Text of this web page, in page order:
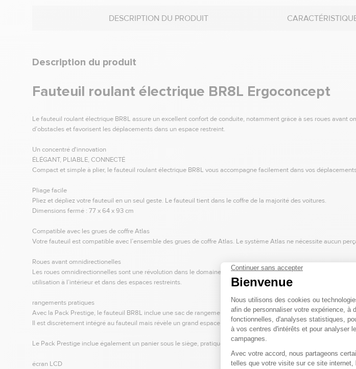
DESCRIPTION DU PRODUIT
Description du produit
Fauteuil roulant électrique BR8L Ergoconcept
Le fauteuil roulant électrique BR8L assure un excellent confort de conduite, notamment grâce à ses roues
d’obstacles et favorisent les déplacements dans un espace restreint.
Un concentré d'innovation
ÉLÉGANT, PLIABLE, CONNECTÉ
Compact et simple à plier, le fauteuil roulant électrique BR8L vous accompagne facilement dans vos
Pliage facile
Pliez et dépliez votre fauteuil en un seul geste. Le fauteuil tient dans le coffre de la majorité des voitures.
Dimensions fermé : 77 x 64 x 93 cm
Compatible avec les grues de coffre Atlas
Votre fauteuil est compatible avec l’ensemble des grues de coffre Atlas. Le système Atlas ne nécessite aucun
Roues avant omnidirectionelles
Les roues omnidirectionnelles sont une révolution dans le domaines des fauteuils roulants électriques. Elles
utilisation à l’intérieur et dans des espaces restreints.
rangements pratiques
Avec la Pack Prestige, le fauteuil BR8L inclue une sac de rangement arrière.
Il est discrètement intégré au fauteuil mais révèle un grand espace de rangement. S’ouvre d’une main.
Le Pack Prestige inclue également un panier sous le siège, pratique pour déposer une veste, un sac à main ou un
écran LCD